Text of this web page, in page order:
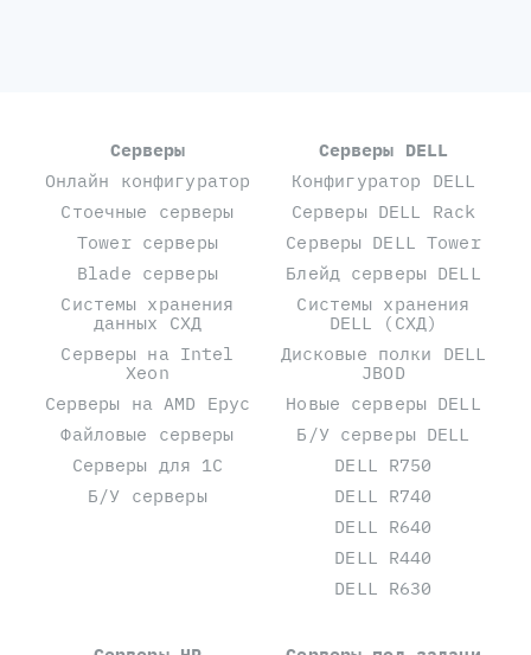
Серверы
Онлайн конфигуратор
Стоечные серверы
Tower серверы
Blade серверы
Системы хранения
данных СХД
Серверы на Intel
Xeon
Серверы на AMD Epyc
Файловые серверы
Серверы для 1С
Б/У серверы
Серверы DELL
Конфигуратор DELL
Серверы DELL Rack
Серверы DELL Tower
Блейд серверы DELL
Системы хранения
DELL (СХД)
Дисковые полки DELL
JBOD
Новые серверы DELL
Б/У серверы DELL
DELL R750
DELL R740
DELL R640
DELL R440
DELL R630